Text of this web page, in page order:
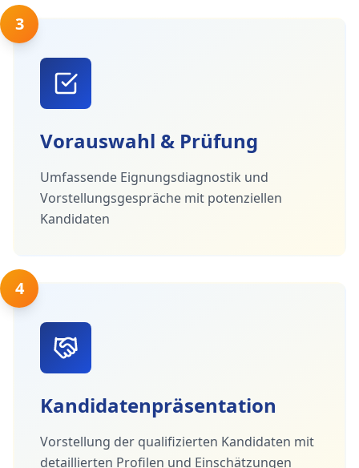
3
Vorauswahl & Prüfung
Umfassende Eignungsdiagnostik und
Vorstellungsgespräche mit potenziellen
Kandidaten
4
Kandidatenpräsentation
Vorstellung der qualifizierten Kandidaten mit
detaillierten Profilen und Einschätzungen